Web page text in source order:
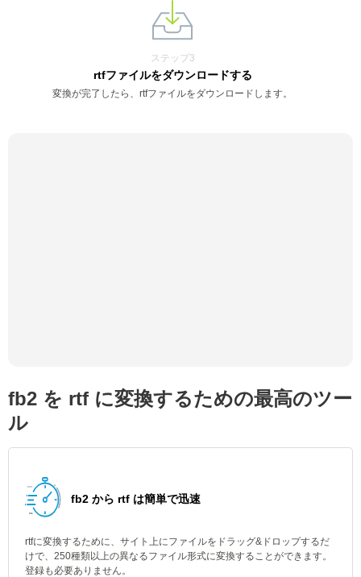
ステップ3
rtfファイルをダウンロードする
変換が完了したら、rtfファイルをダウンロードします。
fb2 を rtf に変換するための最高のツー
ル
fb2 から rtf は簡単で迅速
rtfに変換するために、サイト上にファイルをドラッグ&ドロップするだ
けで、250種類以上の異なるファイル形式に変換することができます。
登録も必要ありません。